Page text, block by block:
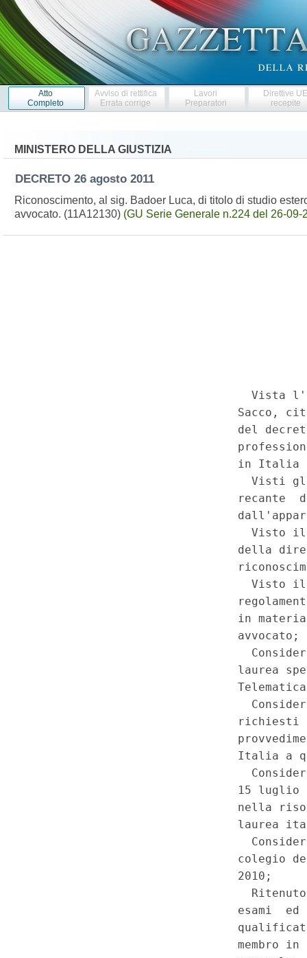
Atto
Completo
Avviso di rettifica
Errata corrige
Lavori
Preparatori
Direttive
recepite
MINISTERO DELLA GIUSTIZIA
DECRETO 26 agosto 2011
Riconoscimento, al sig. Badoer Luca, di titolo di studio
avvocato. (11A12130) (GU Serie Generale n.224 del 26-09-